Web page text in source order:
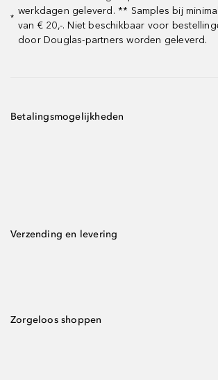
*
werkdagen geleverd. ** Samples bij
van € 20,-. Niet beschikbaar voor
door Douglas-partners worden geleverd.
Betalingsmogelijkheden
Verzending en levering
Zorgeloos shoppen